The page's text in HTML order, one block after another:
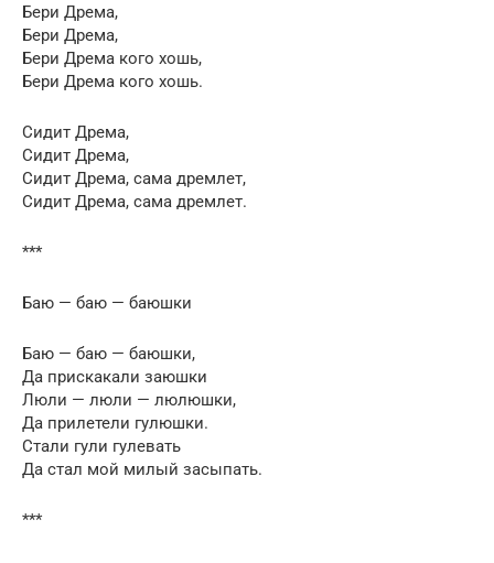
Бери Дрема,
Бери Дрема,
Бери Дрема кого хошь,
Бери Дрема кого хошь.
Сидит Дрема,
Сидит Дрема,
Сидит Дрема, сама дремлет,
Сидит Дрема, сама дремлет.
***
Баю — баю — баюшки
Баю — баю — баюшки,
Да прискакали заюшки
Люли — люли — люлюшки,
Да прилетели гулюшки.
Стали гули гулевать
Да стал мой милый засыпать.
***